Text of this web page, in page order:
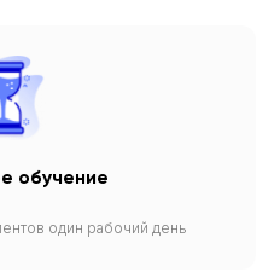
обучение
один рабочий день